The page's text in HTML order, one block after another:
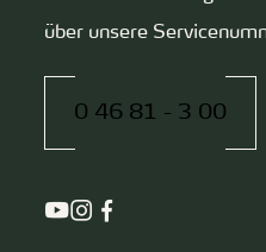
über unsere
0 46 81 - 3 00